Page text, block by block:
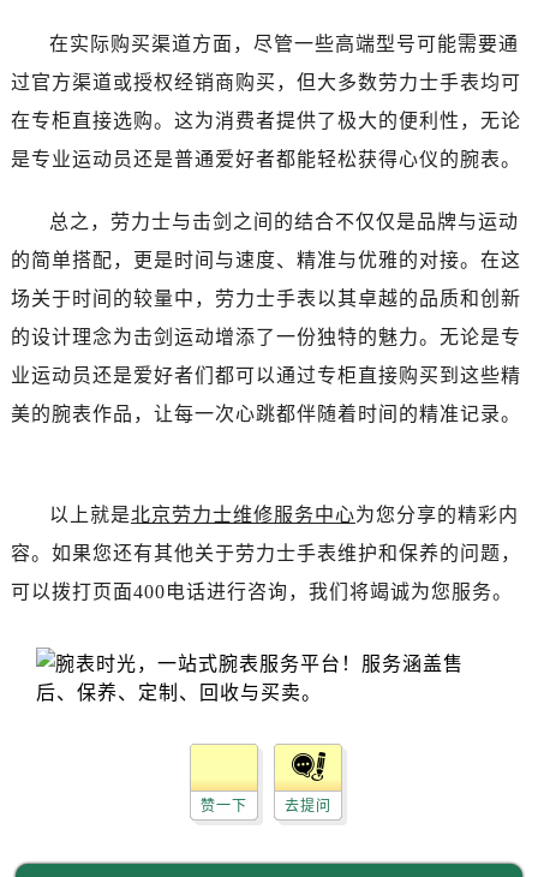
甘肃省兰州市七里河区西津西路16号兰州中心写字楼21层2102室（需提前预约）
黑龙江省大庆市萨尔图区会战大街劳力士售后服务中心（需提前预约）
黑龙江省鹤岗市向阳区红军路劳力士售后服务中心（需提前预约）
黑龙江省黑河市爱辉区中央街劳力士售后服务中心（需提前预约）
黑龙江省佳木斯市向阳区长安路劳力士售后服务中心（需提前预约）
黑龙江省牡丹江市东安区太平路劳力士售后服务中心（需提前预约）
黑龙江省双鸭山市尖山区新兴大街劳力士售后服务中心（需提前预约）
黑龙江省绥化市北林区新华街与康庄路交叉口劳力士售后服务中心（需提前预约）
黑龙江省伊春市伊美区通河路劳力士售后服务中心（需提前预约）
吉林省吉林市船营区河南街劳力士售后服务中心（需提前预约）
吉林省辽源市龙山区人民大街劳力士售后服务中心（需提前预约）
吉林省梅河口市新华街道梅河大街劳力士售后服务中心（需提前预约）
在实际购买渠道方面，尽管一些高端型号可能需要通
过官方渠道或授权经销商购买，但大多数劳力士手表均可
在专柜直接选购。这为消费者提供了极大的便利性，无论
是专业运动员还是普通爱好者都能轻松获得心仪的腕表。
总之，劳力士与击剑之间的结合不仅仅是品牌与运动
的简单搭配，更是时间与速度、精准与优雅的对接。在这
场关于时间的较量中，劳力士手表以其卓越的品质和创新
的设计理念为击剑运动增添了一份独特的魅力。无论是专
业运动员还是爱好者们都可以通过专柜直接购买到这些精
美的腕表作品，让每一次心跳都伴随着时间的精准记录。
以上就是北京劳力士维修服务中心为您分享的精彩内
容。如果您还有其他关于劳力士手表维护和保养的问题，
可以拨打页面400电话进行咨询，我们将竭诚为您服务。
赞一下 去提问